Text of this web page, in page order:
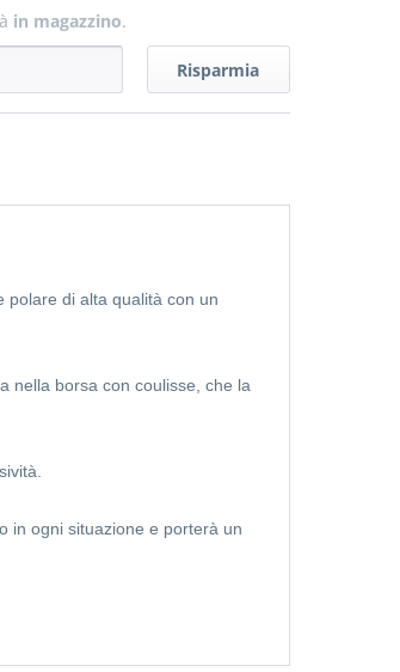
in magazzino.
Risparmia
polare di alta qualità con un
nella borsa con coulisse, che la
in ogni situazione e porterà un